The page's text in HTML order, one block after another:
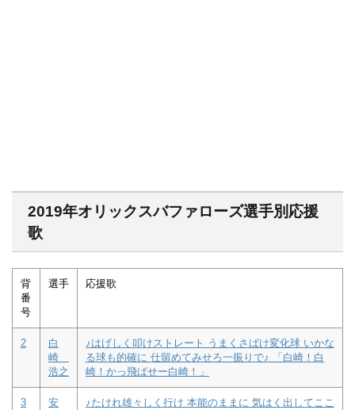
2019年オリックスバファローズ選手別応援
歌
背
番
号
選手 応援歌
2
白
崎
浩之
♪はげしく叩けストレート うまくさばけ変化球 いかな
る球も的確に 仕留めてみせろ一振りで♪ 「白崎！白
崎！かっ飛ばせー白崎！」
3
安
♪たけれ雄々しく行け 本能のままに 気はく出してここ